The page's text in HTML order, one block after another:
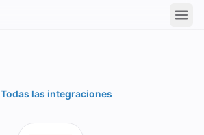
Todas las integraciones